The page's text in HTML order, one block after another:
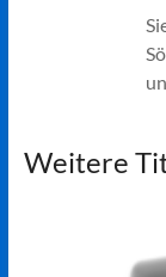
Weitere